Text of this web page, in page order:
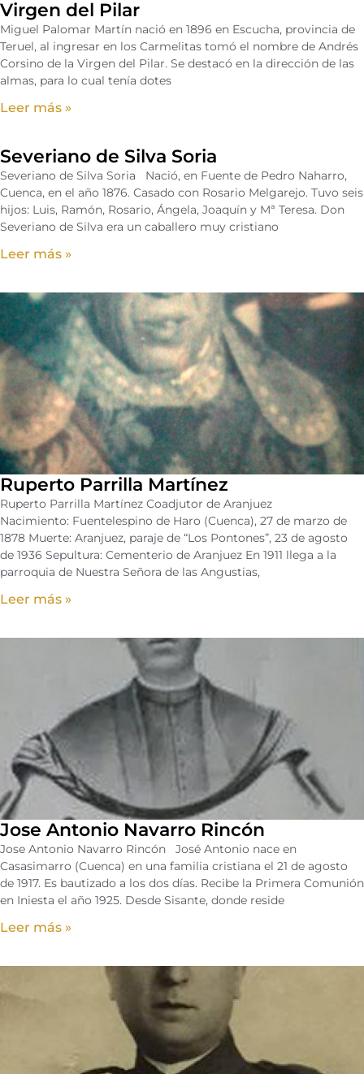
Virgen del Pilar
Miguel Palomar Martín nació en 1896 en Escucha, provincia de
Teruel, al ingresar en los Carmelitas tomó el nombre de Andrés
Corsino de la Virgen del Pilar. Se destacó en la dirección de las
almas, para lo cual tenía dotes
Leer más »
Severiano de Silva Soria
Severiano de Silva Soria Nació, en Fuente de Pedro Naharro,
Cuenca, en el año 1876. Casado con Rosario Melgarejo. Tuvo seis
hijos: Luis, Ramón, Rosario, Ángela, Joaquín y Mª Teresa. Don
Severiano de Silva era un caballero muy cristiano
Leer más »
Ruperto Parrilla Martínez
Ruperto Parrilla Martínez Coadjutor de Aranjuez
Nacimiento: Fuentelespino de Haro (Cuenca), 27 de marzo de
1878 Muerte: Aranjuez, paraje de “Los Pontones”, 23 de agosto
de 1936 Sepultura: Cementerio de Aranjuez En 1911 llega a la
parroquia de Nuestra Señora de las Angustias,
Leer más »
Jose Antonio Navarro Rincón
Jose Antonio Navarro Rincón José Antonio nace en
Casasimarro (Cuenca) en una familia cristiana el 21 de agosto
de 1917. Es bautizado a los dos días. Recibe la Primera Comunión
en Iniesta el año 1925. Desde Sisante, donde reside
Leer más »